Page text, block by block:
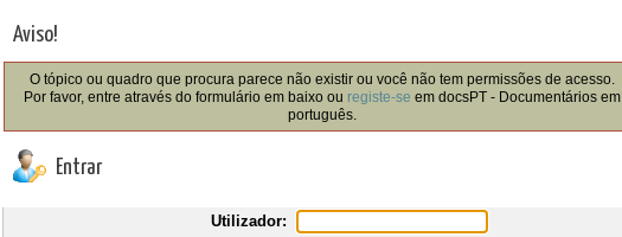
Aviso!
O tópico ou quadro que procura parece não existir ou você não tem permissões de acesso.
Por favor, entre através do formulário em baixo ou registe-se em docsPT - Documentários em
português.
Entrar
Utilizador: